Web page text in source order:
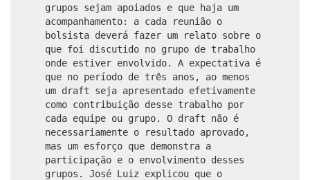
grupos sejam apoiados e que haja um
acompanhamento: a cada reunião o
bolsista deverá fazer um relato sobre o
que foi discutido no grupo de trabalho
onde estiver envolvido. A expectativa é
que no período de três anos, ao menos
um draft seja apresentado efetivamente
como contribuição desse trabalho por
cada equipe ou grupo. O draft não é
necessariamente o resultado aprovado,
mas um esforço que demonstra a
participação e o envolvimento desses
grupos. José Luiz explicou que o